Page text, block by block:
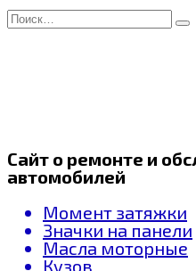
Перейти
к
Search
for:
Сайт о ремонте и
автомобилей
Момент затяжки
Значки на панели
Масла моторные
Кузов